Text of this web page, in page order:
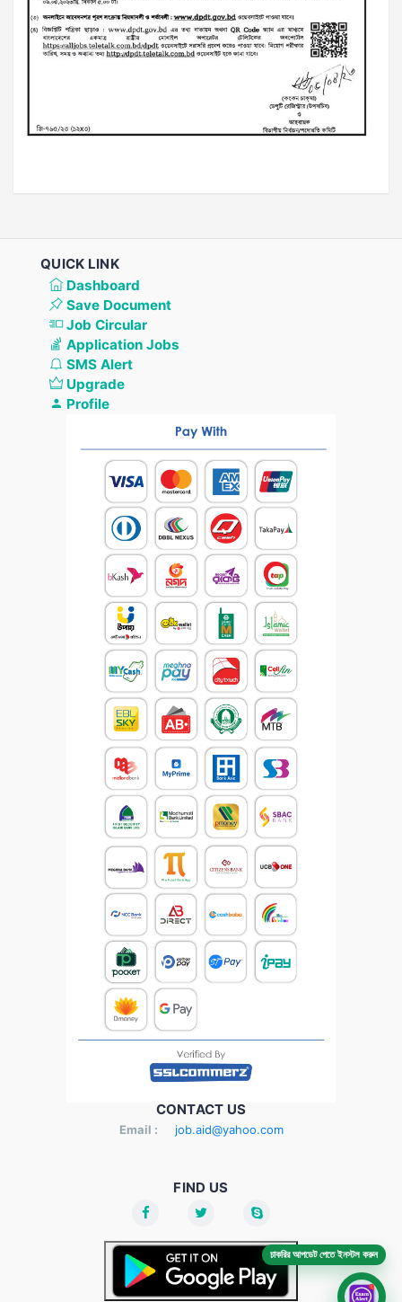
QUICK LINK
Dashboard
Save Document
Job Circular
Application Jobs
SMS Alert
Upgrade
Profile
CONTACT US
Email : job.aid@yahoo.com
FIND US
চাকরির আপডেট পেতে ইনস্টল করুন